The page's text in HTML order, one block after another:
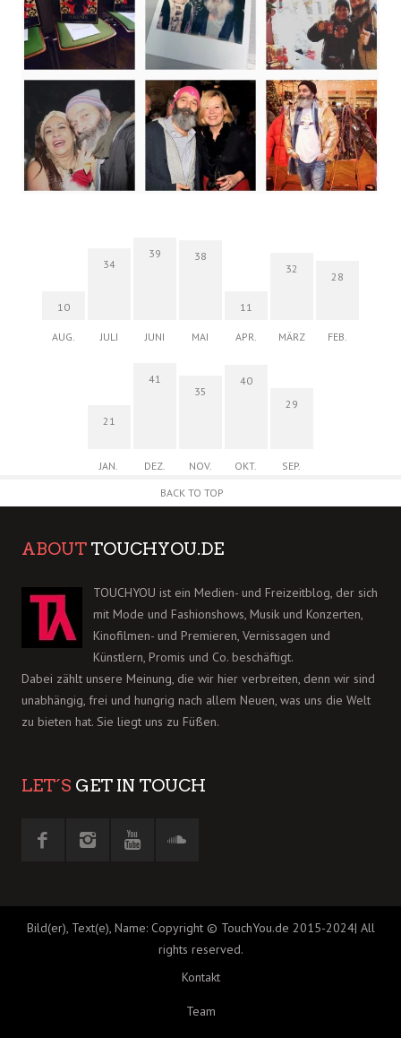
10
AUG.
34
JULI
39
JUNI
38
MAI
11
APR.
32
MÄRZ
28
FEB.
21
JAN.
41
DEZ.
35
NOV.
40
OKT.
29
SEP.
BACK TO TOP
ABOUT TOUCHYOU.DE
TOUCHYOU ist ein Medien- und Freizeitblog, der sich
mit Mode und Fashionshows, Musik und Konzerten,
Kinofilmen- und Premieren, Vernissagen und
Künstlern, Promis und Co. beschäftigt.
Dabei zählt unsere Meinung, die wir hier verbreiten, denn wir sind
unabhängig, frei und hungrig nach allem Neuen, was uns die Welt
zu bieten hat. Sie liegt uns zu Füßen.
LET´S GET IN TOUCH
Bild(er), Text(e), Name: Copyright © TouchYou.de 2015-2024| All
rights reserved.
Kontakt
Team